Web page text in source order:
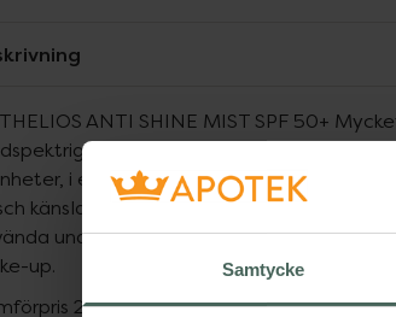
Samtycke
ANTI SHINE MIST SPF 50+
skydd för känslig hud, även för
i en lätt och fräsch mist som
känsla. Handsfree-applikation som gör
under dagen och utan att kladda.
up.
2,92 kr/ml